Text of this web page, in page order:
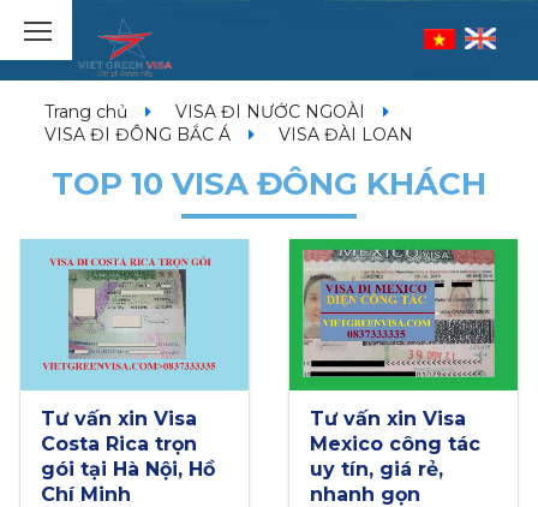
Trang chủ
VISA ĐI NƯỚC NGOÀI
VISA ĐI ĐÔNG BẮC Á
VISA ĐÀI LOAN
TOP 10 VISA ĐÔNG KHÁCH
Tư vấn xin Visa
Mexico công tác
uy tín, giá rẻ,
nhanh gọn
HOT
Tư vấn visa Mỹ du
lịch trọn gói tại
Hà Nội, Hồ Chí
Minh